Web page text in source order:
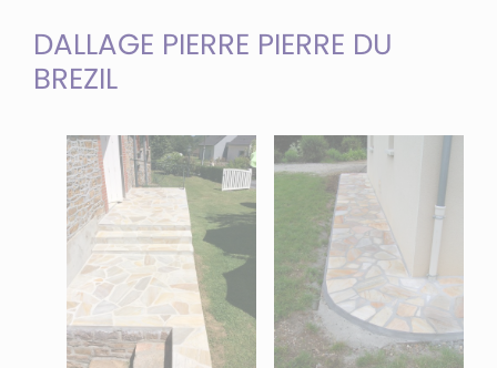
DALLAGE PIERRE PIERRE DU
BREZIL